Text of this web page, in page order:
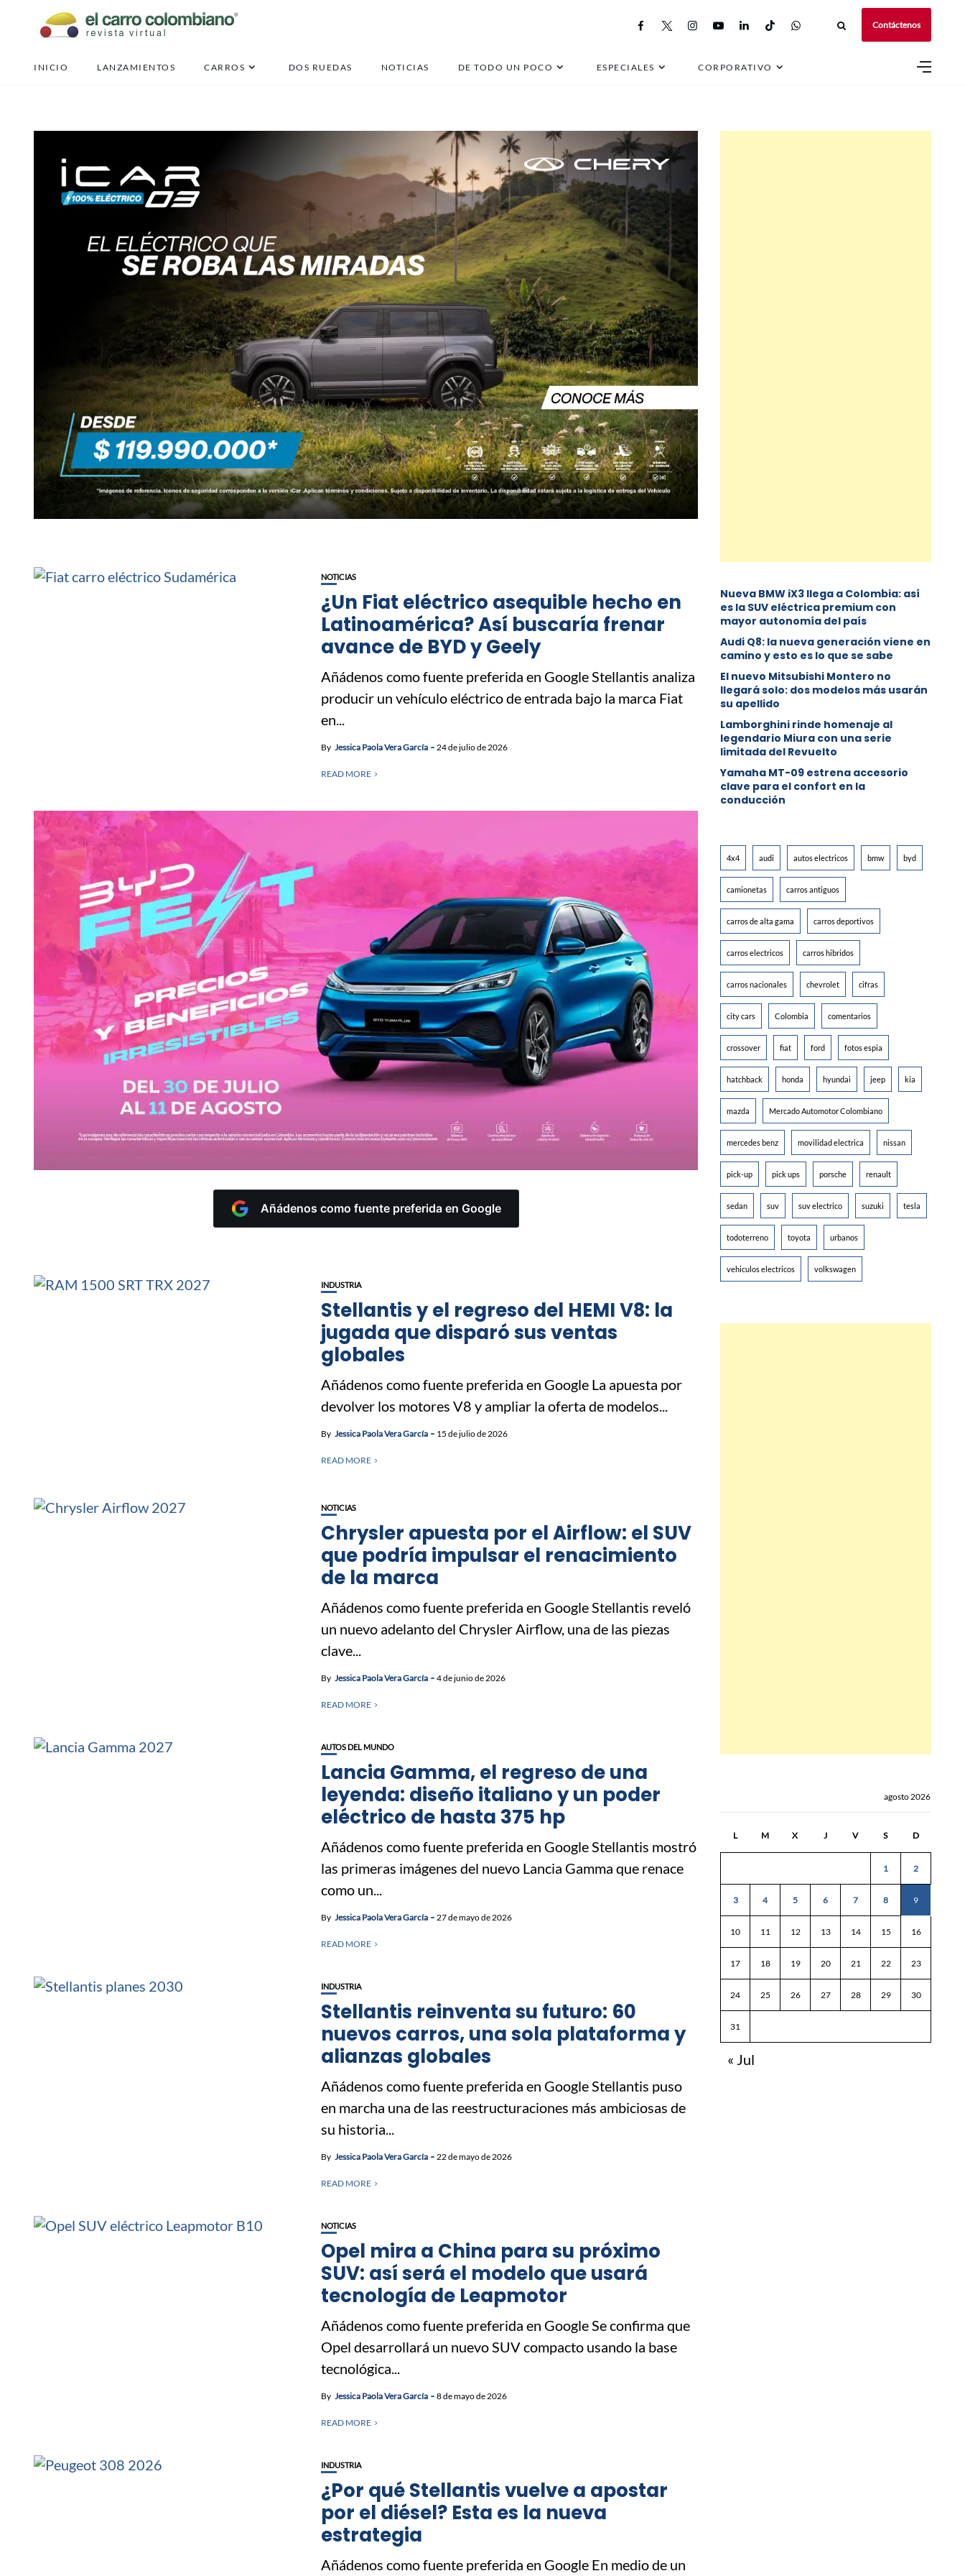
Contáctenos
INICIO LANZAMIENTOS CARROS DOS RUEDAS NOTICIAS DE TODO UN POCO ESPECIALES CORPORATIVO
stellantis electricos
NOTICIAS
¿Un Fiat eléctrico asequible hecho en
Latinoamérica? Así buscaría frenar
avance de BYD y Geely
Añádenos como fuente preferida en Google Stellantis analiza
producir un vehículo eléctrico de entrada bajo la marca Fiat
en...
By Jessica Paola Vera García 24 de julio de 2026
READ MORE
Añádenos como fuente preferida en Google
INDUSTRIA
Stellantis y el regreso del HEMI V8: la
jugada que disparó sus ventas
globales
Añádenos como fuente preferida en Google La apuesta por
devolver los motores V8 y ampliar la oferta de modelos...
By Jessica Paola Vera García 15 de julio de 2026
READ MORE
NOTICIAS
Chrysler apuesta por el Airflow: el SUV
que podría impulsar el renacimiento
de la marca
Añádenos como fuente preferida en Google Stellantis reveló
un nuevo adelanto del Chrysler Airflow, una de las piezas
clave...
By Jessica Paola Vera García 4 de junio de 2026
READ MORE
AUTOS DEL MUNDO
Lancia Gamma, el regreso de una
leyenda: diseño italiano y un poder
eléctrico de hasta 375 hp
Añádenos como fuente preferida en Google Stellantis mostró
las primeras imágenes del nuevo Lancia Gamma que renace
como un...
By Jessica Paola Vera García 27 de mayo de 2026
READ MORE
INDUSTRIA
Stellantis reinventa su futuro: 60
nuevos carros, una sola plataforma y
alianzas globales
Añádenos como fuente preferida en Google Stellantis puso
en marcha una de las reestructuraciones más ambiciosas de
su historia...
By Jessica Paola Vera García 22 de mayo de 2026
READ MORE
NOTICIAS
Opel mira a China para su próximo
SUV: así será el modelo que usará
tecnología de Leapmotor
Añádenos como fuente preferida en Google Se confirma que
Opel desarrollará un nuevo SUV compacto usando la base
tecnológica...
By Jessica Paola Vera García 8 de mayo de 2026
READ MORE
INDUSTRIA
¿Por qué Stellantis vuelve a apostar
por el diésel? Esta es la nueva
estrategia
Añádenos como fuente preferida en Google En medio de un
Nueva BMW iX3 llega a Colombia: así
es la SUV eléctrica premium con
mayor autonomía del país
Audi Q8: la nueva generación viene en
camino y esto es lo que se sabe
⁠El nuevo Mitsubishi Montero no
llegará solo: dos modelos más usarán
su apellido
Lamborghini rinde homenaje al
legendario Miura con una serie
limitada del Revuelto
Yamaha MT-09 estrena accesorio
clave para el confort en la
conducción
4x4 audi autos electricos bmw byd
camionetas carros antiguos
carros de alta gama carros deportivos
carros electricos carros hibridos
carros nacionales chevrolet cifras
city cars Colombia comentarios
crossover fiat ford fotos espia
hatchback honda hyundai jeep kia
mazda Mercado Automotor Colombiano
mercedes benz movilidad electrica nissan
pick-up pick ups porsche renault
sedan suv suv electrico suzuki tesla
todoterreno toyota urbanos
vehiculos electricos volkswagen
agosto 2026
L M X J V S D
1 2
3 4 5 6 7 8 9
10 11 12 13 14 15 16
17 18 19 20 21 22 23
24 25 26 27 28 29 30
31
« Jul